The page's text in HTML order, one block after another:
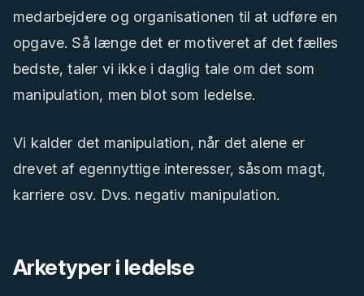
medarbejdere og organisationen til at udføre en
opgave. Så længe det er motiveret af det fælles
bedste, taler vi ikke i daglig tale om det som
manipulation, men blot som ledelse.
Vi kalder det manipulation, når det alene er
drevet af egennyttige interesser, såsom magt,
karriere osv. Dvs. negativ manipulation.
Arketyper i ledelse